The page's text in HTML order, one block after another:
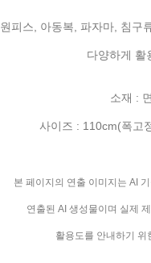
원피스, 아동복, 파자마, 침구
다양하게 활
소재 :
사이즈 : 110cm(폭고
본 페이지의 연출 이미지는 AI
연출된 AI 생성물이며 실제
활용도를 안내하기 위